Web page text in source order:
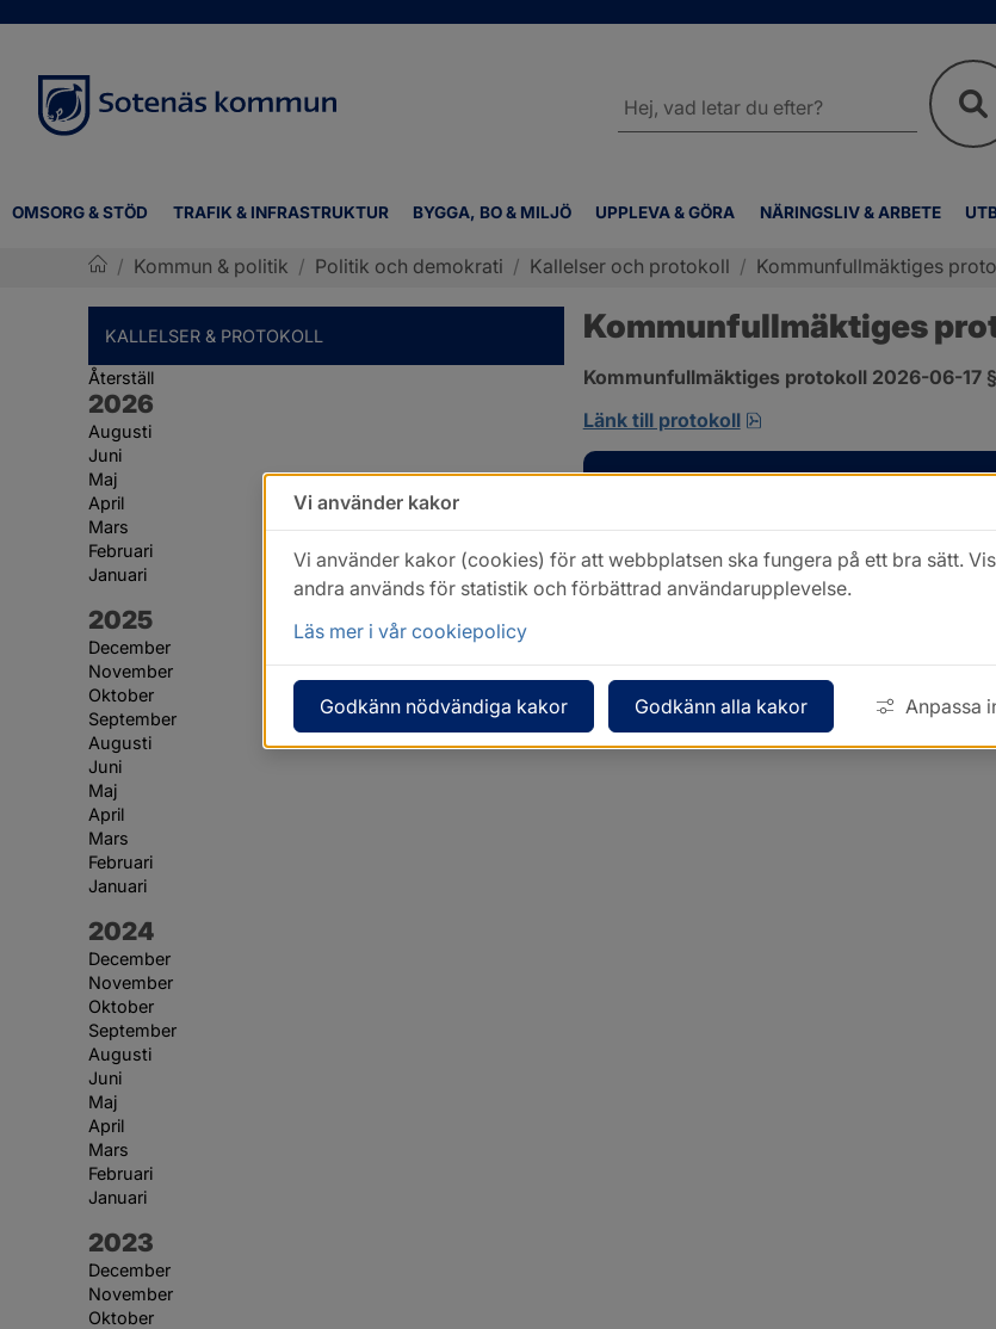
OMSORG & STÖD TRAFIK & INFRASTRUKTUR BYGGA, BO & MILJÖ UPPLEVA & GÖRA NÄRINGSLIV & ARBETE
webbplatsen
/ Kommun & politik / Politik och demokrati / Kallelser och protokoll / Kommunfullmäktiges
KALLELSER & PROTOKOLL
Återställ
År:
2026
Augusti
Juni
Maj
April
Mars
Februari
Januari
År:
2025
December
November
Oktober
September
Augusti
Juni
Maj
April
Mars
Februari
Januari
År:
2024
December
November
Oktober
September
Augusti
Juni
Maj
April
Mars
Februari
Januari
År:
2023
December
November
Oktober
Kommunfullmäktiges
Kommunfullmäktiges protokoll 2026-06-17
Länk till protokoll
pdf, 585 kB, öppnas i nytt
Vi använder kakor
Vi använder kakor (cookies) för att webbplatsen ska fungera på ett bra sätt.
andra används för statistik och förbättrad användarupplevelse.
Läs mer i vår cookiepolicy
Godkänn nödvändiga kakor Godkänn alla kakor Anpassa